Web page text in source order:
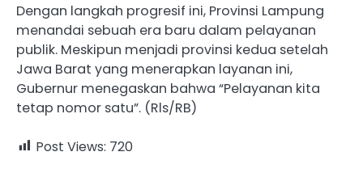
Dengan langkah progresif ini, Provinsi Lampung
menandai sebuah era baru dalam pelayanan
publik. Meskipun menjadi provinsi kedua setelah
Jawa Barat yang menerapkan layanan ini,
Gubernur menegaskan bahwa “Pelayanan kita
tetap nomor satu”. (Rls/RB)
Post Views: 720